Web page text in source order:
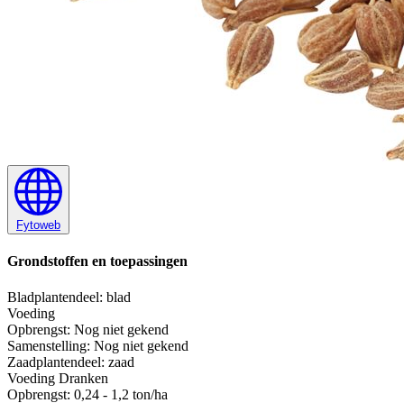
Fytoweb
Grondstoffen en toepassingen
Bladplantendeel: blad
Voeding
Opbrengst: Nog niet gekend
Samenstelling: Nog niet gekend
Zaadplantendeel: zaad
Voeding Dranken
Opbrengst: 0,24 - 1,2 ton/ha